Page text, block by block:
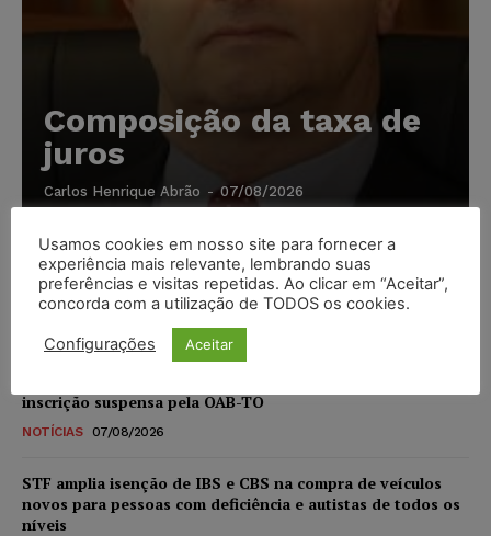
Composição da taxa de
juros
Carlos Henrique Abrão - 07/08/2026
Meta é alvo de denúncia após anúncios com conteúdo
sexual infantil gerado por IA circularem em suas
plataformas
inscrição suspensa pela OAB-TO
NOTÍCIAS 07/08/2026
STF amplia isenção de IBS e CBS na compra de veículos
novos para pessoas com deficiência e autistas de todos os
níveis
Usamos cookies em nosso site para fornecer a
experiência mais relevante, lembrando suas
preferências e visitas repetidas. Ao clicar em “Aceitar”,
concorda com a utilização de TODOS os cookies.
Configurações Aceitar